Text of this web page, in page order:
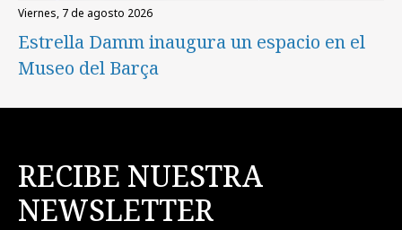
viernes, 7 de agosto 2026
Estrella Damm inaugura un espacio en el
Museo del Barça
RECIBE NUESTRA
NEWSLETTER